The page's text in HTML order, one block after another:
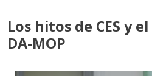
Los hitos de CES y
DA-MOP